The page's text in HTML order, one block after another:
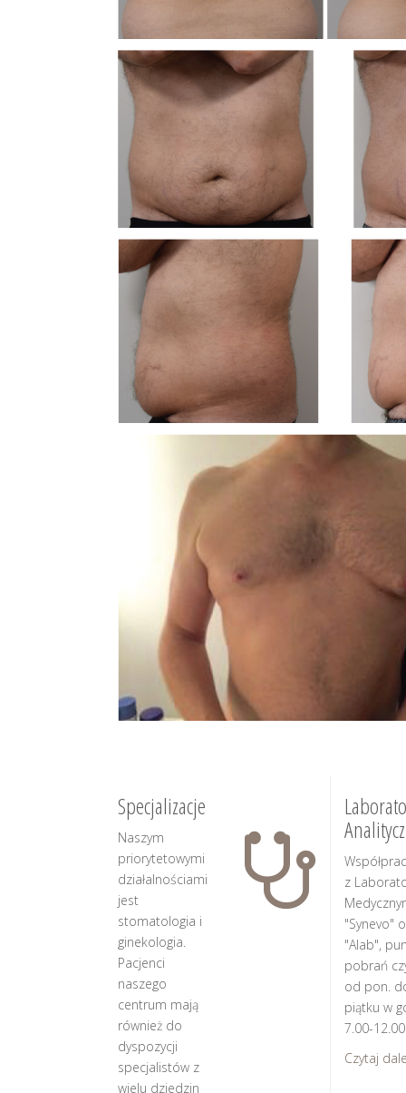
Specjalizacje
Naszym
priorytetowymi
działalnościami
jest
stomatologia i
ginekologia.
Pacjenci
naszego
centrum mają
również do
dyspozycji
specjalistów z
wielu dziedzin
z
"Synevo"
"Alab",
pobrań
od pon.
piątku w
7.00-
Czytaj